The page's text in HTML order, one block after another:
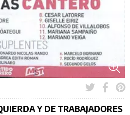
Y DE TRABAJADORES